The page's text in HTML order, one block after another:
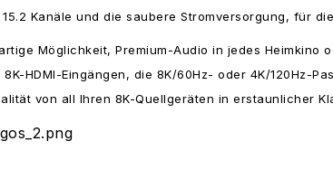
Kanäle und die saubere Stromversorgung, für
Möglichkeit, Premium-Audio in jedes Heimkino
HDMI-Eingängen, die 8K/60Hz- oder 4K/120Hz-
von all Ihren 8K-Quellgeräten in erstaunlicher